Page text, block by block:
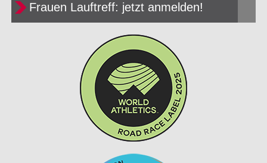
Frauen Lauftreff: jetzt anmelden!